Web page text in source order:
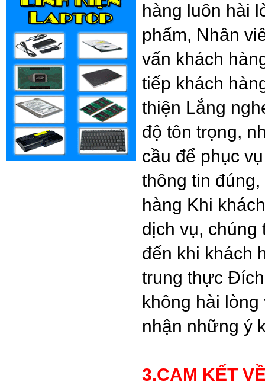
hàng luôn hài
phẩm, Nhân
vấn khách
tiếp khách
thiện Lắng
độ tôn trọng,
cầu để phục
thông tin
hàng Khi
dịch vụ, chúng
đến khi khách
trung thực
không hài
nhận những ý
3.CAM KẾT